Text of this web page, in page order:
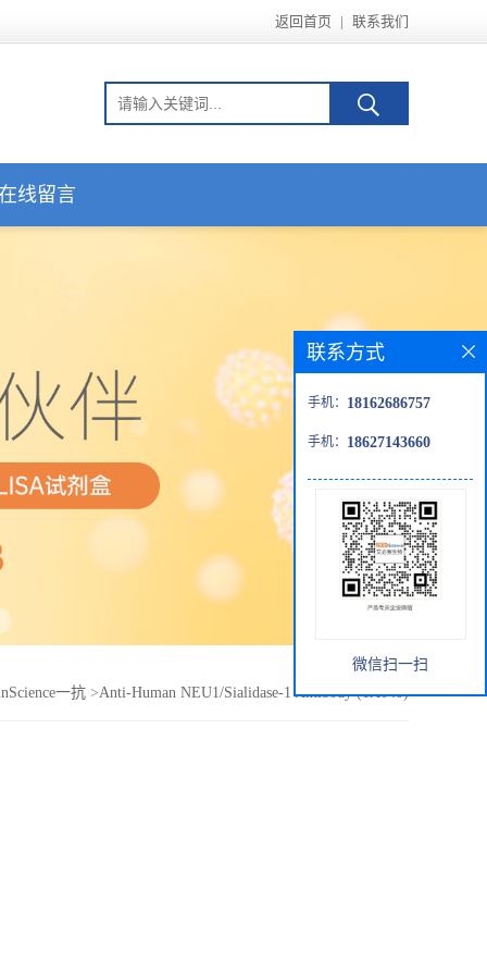
返回首页 | 联系我们
线留言
一抗 >Anti-Human NEU1/Sialidase-1 Antibody (1A040)
联系方式
手机： 18162686757
手机： 18627143660
微信扫一扫